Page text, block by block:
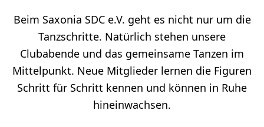
Beim Saxonia SDC e.V. geht es nicht nur um die
Tanzschritte. Natürlich stehen unsere
Clubabende und das gemeinsame Tanzen im
Mittelpunkt. Neue Mitglieder lernen die Figuren
Schritt für Schritt kennen und können in Ruhe
hineinwachsen.